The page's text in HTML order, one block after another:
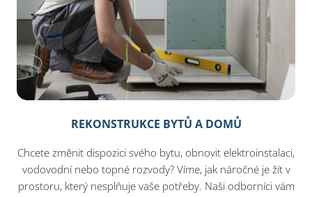
REKONSTRUKCE BYTŮ A DOMŮ
Chcete změnit dispozici svého bytu, obnovit elektroinstalaci,
vodovodní nebo topné rozvody? Víme, jak náročné je žít v
prostoru, který nesplňuje vaše potřeby. Naši odborníci vám